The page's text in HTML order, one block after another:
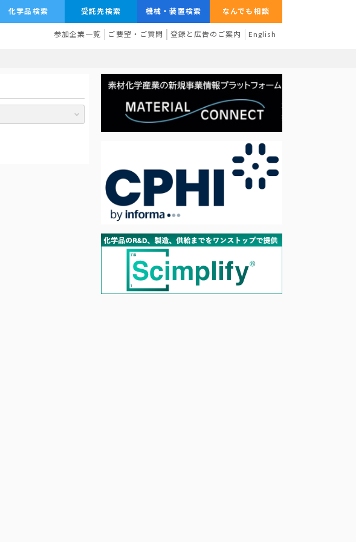
化学品検索 受託先検索 機械・装置検索 なんでも相談
参加企業一覧 ご要望・ご質問 登録と広告のご案内 English